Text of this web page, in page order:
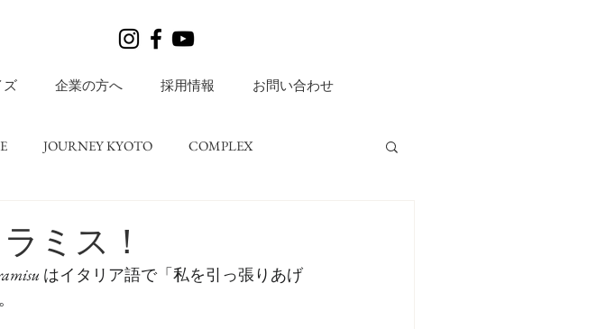
ズ 企業の方へ 採用情報 お問い合わせ
JOURNEY KYOTO COMPLEX
ミス！
はイタリア語で「私を引っ張りあげ